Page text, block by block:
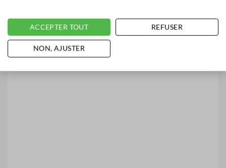
ACCEPTER TOUT REFUSER
NON, AJUSTER